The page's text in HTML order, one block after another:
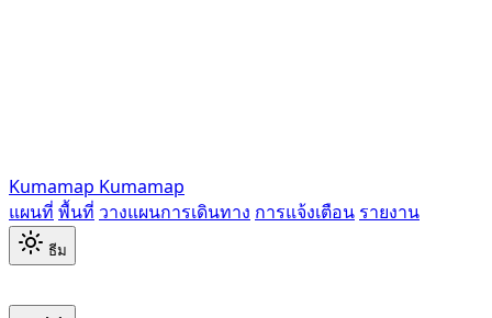
Kumamap Kumamap
แผนที่ พื้นที่ วางแผนการเดินทาง การแจ้งเตือน รายงาน
ธีม